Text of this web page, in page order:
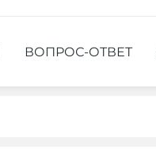
ВОПРОС-ОТВЕТ